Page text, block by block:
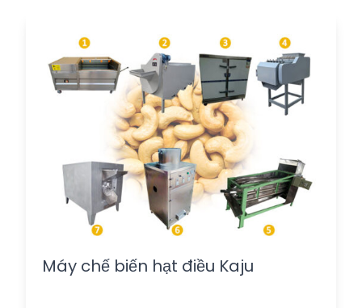
Máy chế biến hạt điều Kaju